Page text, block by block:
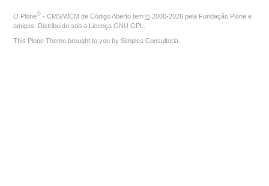
O Plone® - CMS/WCM de Código Aberto tem © 2000-2026 pela Fundação Plone e
amigos. Distribuído sob a Licença GNU GPL
This Plone Theme brought to you by Simples Consultoria